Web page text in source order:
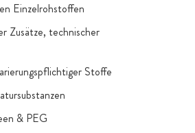
Einzelrohstoffen
Zusätze, technischer
Stoffe
& PEG